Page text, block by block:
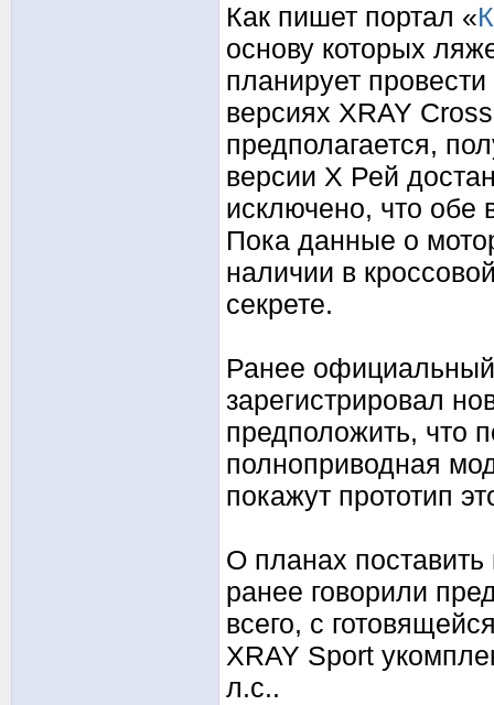
Как пишет портал «
основу которых
планирует
версиях XRAY
предполагается,
версии Х Рей
исключено, что обе
Пока данные о
наличии в
секрете.
Ранее
зарегистрировал
предположить, что
полноприводная
покажут прототип
О планах
ранее говорили
всего, с
XRAY Sport
л.с..